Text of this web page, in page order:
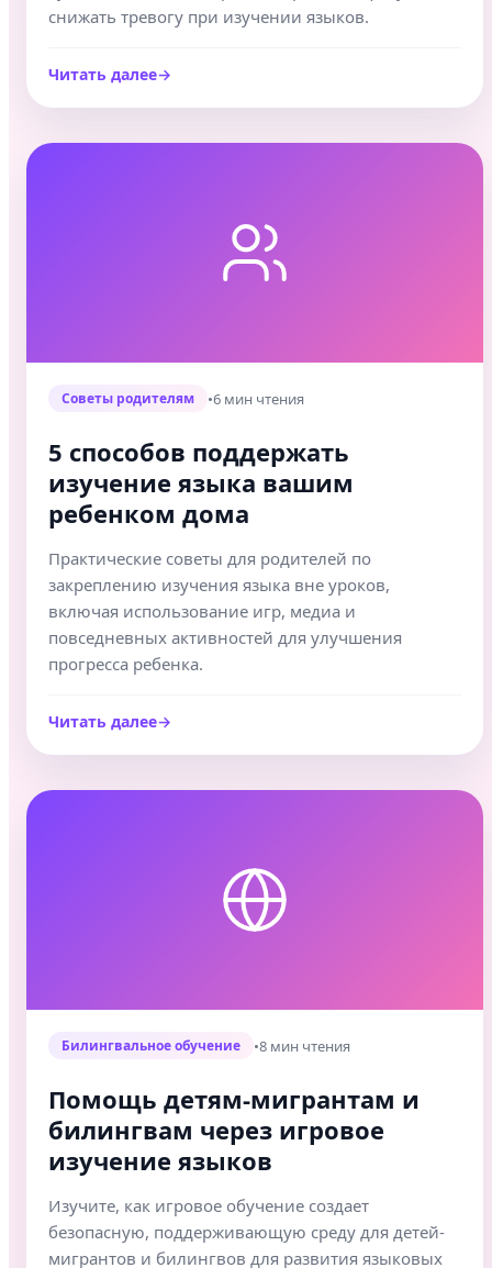
снижать тревогу при изучении языков.
Читать далее
Советы родителям •6 мин чтения
5 способов поддержать
изучение языка вашим
ребенком дома
Практические советы для родителей по
закреплению изучения языка вне уроков,
включая использование игр, медиа и
повседневных активностей для улучшения
прогресса ребенка.
Читать далее
Билингвальное обучение •8 мин чтения
Помощь детям-мигрантам и
билингвам через игровое
изучение языков
Изучите, как игровое обучение создает
безопасную, поддерживающую среду для детей-
мигрантов и билингвов для развития языковых